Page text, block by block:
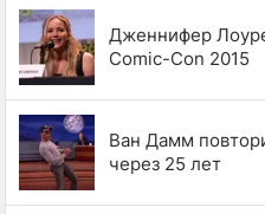
Дженнифер
Comic-Con 2015
Ван Дамм
через 25 лет